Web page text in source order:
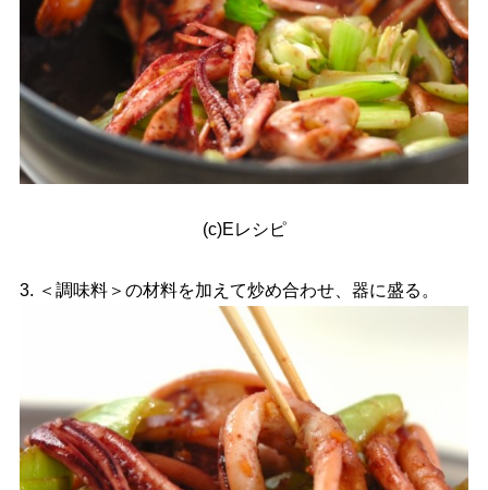
(c)Eレシピ
3. ＜調味料＞の材料を加えて炒め合わせ、器に盛る。